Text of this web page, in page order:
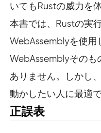
いてもRustの威力を
本書では、Rustの実
WebAssemblyを使用
WebAssemblyそのも
ありません。しかし
動かしたい人に最適で
正誤表